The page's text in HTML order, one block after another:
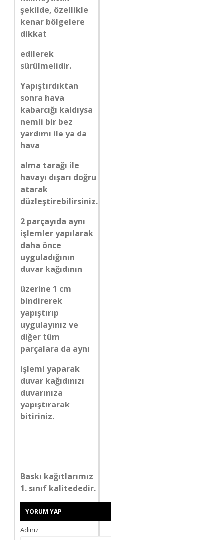
şekilde, özellikle
kenar bölgelere
dikkat
edilerek
sürülmelidir.
Yapıştırdıktan
sonra hava
kabarcığı kaldıysa
nemli bir bez
yardımı ile ya da
hava
alma tarağı ile
havayı dışarı doğru
atarak
düzleştirebilirsiniz.
2 parçayıda aynı
işlemler yapılarak
daha önce
uyguladığının
duvar kağıdının
üzerine 1 cm
bindirerek
yapıştırıp
uygulayınız ve
diğer tüm
parçalara da aynı
işlemi yaparak
duvar kağıdınızı
duvarınıza
yapıştırarak
bitiriniz.
Baskı kağıtlarımız
1. sınıf kalitededir.
YORUM YAP
Adınız